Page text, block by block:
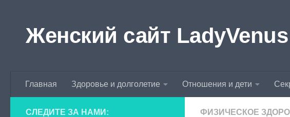
Женский сайт LadyVenus
Главная Здоровье и долголетие Отношения и дети
ФИЗИЧЕСКОЕ
СЛЕДИТЕ ЗА НАМИ: